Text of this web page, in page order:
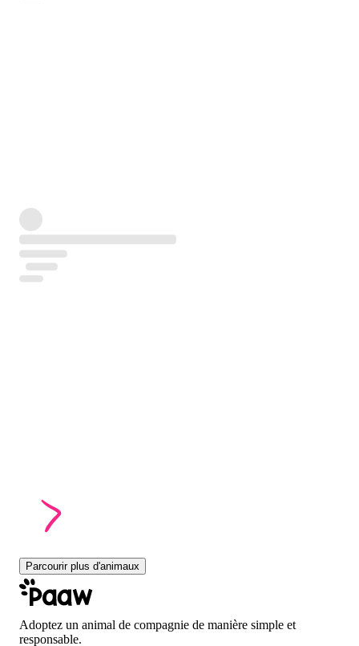
Parcourir plus d'animaux
Adoptez un animal de compagnie de manière simple et
responsable.